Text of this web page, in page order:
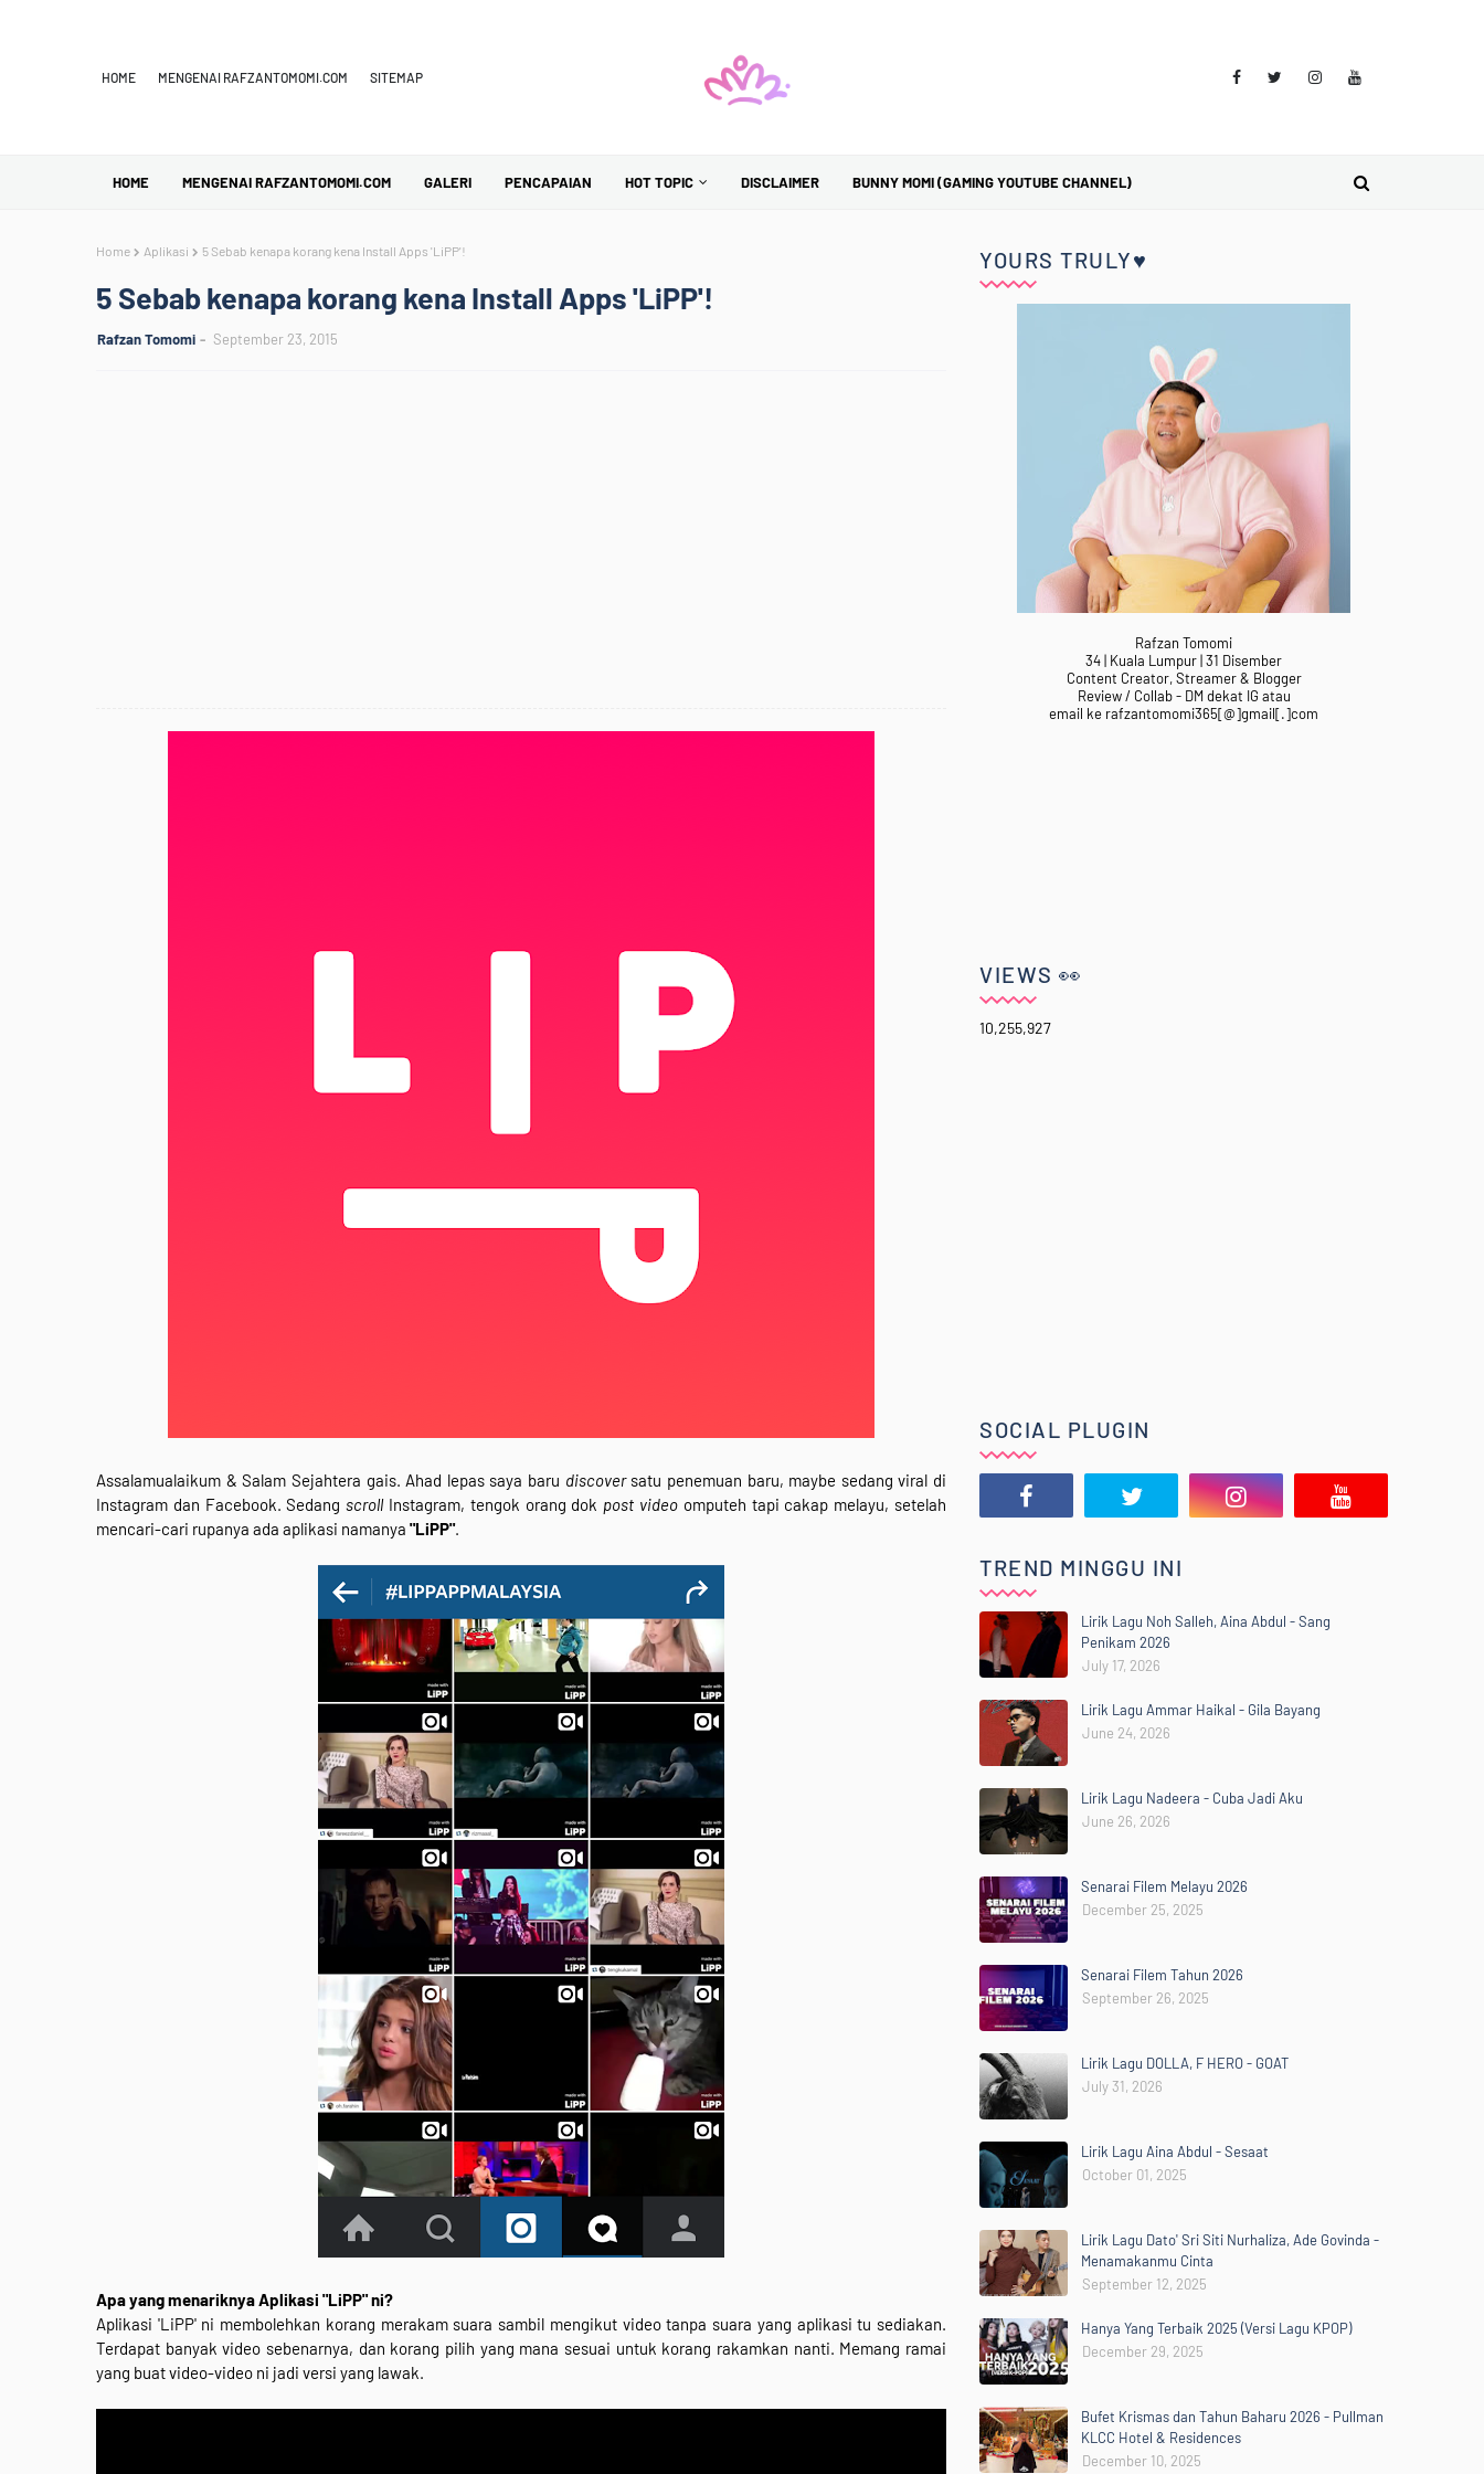
HOME MENGENAI RAFZANTOMOMI.COM SITEMAP
HOME MENGENAI RAFZANTOMOMI.COM GALERI PENCAPAIAN HOT TOPIC DISCLAIMER BUNNY MOMI (GAMING YOUTUBE CHANNEL)
Home Aplikasi 5 Sebab kenapa korang kena Install Apps 'LiPP'!
5 Sebab kenapa korang kena Install Apps 'LiPP'!
Rafzan Tomomi September 23, 2015
Assalamualaikum & Salam Sejahtera gais. Ahad lepas saya baru discoversatu penemuan baru, maybe sedang viral di
Instagram dan Facebook. SedangscrollInstagram, tengok orang dok post video omputeh tapi cakap melayu, setelah
mencari-cari rupanya ada aplikasi namanya "LiPP".
Apa yang menariknya Aplikasi "LiPP" ni?
Aplikasi 'LiPP' ni membolehkan korang merakam suara sambil mengikut video tanpa suara yang aplikasi tu sediakan.
Terdapat banyak video sebenarnya, dan korang pilih yang mana sesuai untuk korang rakamkan nanti. Memang ramai
yang buat video-video ni jadi versi yang lawak.
YOURS TRULY♥
Rafzan Tomomi
34 | Kuala Lumpur | 31 Disember
Content Creator, Streamer & Blogger
Review / Collab - DM dekat IG atau
email ke rafzantomomi365[@]gmail[.]com
VIEWS 👀
10,255,927
SOCIAL PLUGIN
TREND MINGGU INI
Lirik Lagu Noh Salleh, Aina Abdul - Sang
Penikam 2026
July 17, 2026
Lirik Lagu Ammar Haikal - Gila Bayang
June 24, 2026
Lirik Lagu Nadeera - Cuba Jadi Aku
June 26, 2026
Senarai Filem Melayu 2026
December 25, 2025
Senarai Filem Tahun 2026
September 26, 2025
Lirik Lagu DOLLA, F HERO - GOAT
July 31, 2026
Lirik Lagu Aina Abdul - Sesaat
October 01, 2025
Lirik Lagu Dato' Sri Siti Nurhaliza, Ade Govinda -
Menamakanmu Cinta
September 12, 2025
Hanya Yang Terbaik 2025 (Versi Lagu KPOP)
December 29, 2025
Bufet Krismas dan Tahun Baharu 2026 - Pullman
KLCC Hotel & Residences
December 10, 2025